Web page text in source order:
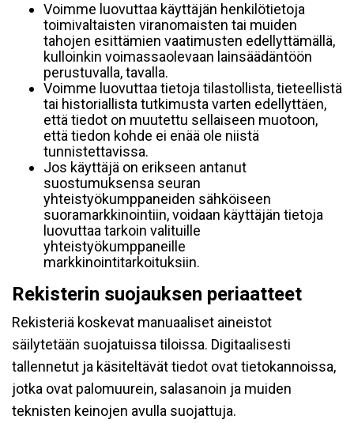
Voimme luovuttaa käyttäjän henkilötietoja
toimivaltaisten viranomaisten tai muiden
tahojen esittämien vaatimusten edellyttämällä,
kulloinkin voimassaolevaan lainsäädäntöön
perustuvalla, tavalla.
Voimme luovuttaa tietoja tilastollista, tieteellistä
tai historiallista tutkimusta varten edellyttäen,
että tiedot on muutettu sellaiseen muotoon,
että tiedon kohde ei enää ole niistä
tunnistettavissa.
Jos käyttäjä on erikseen antanut
suostumuksensa seuran
yhteistyökumppaneiden sähköiseen
suoramarkkinointiin, voidaan käyttäjän tietoja
luovuttaa tarkoin valituille
yhteistyökumppaneille
markkinointitarkoituksiin.
Rekisterin suojauksen periaatteet
Rekisteriä koskevat manuaaliset aineistot
säilytetään suojatuissa tiloissa. Digitaalisesti
tallennetut ja käsiteltävät tiedot ovat tietokannoissa,
jotka ovat palomuurein, salasanoin ja muiden
teknisten keinojen avulla suojattuja.